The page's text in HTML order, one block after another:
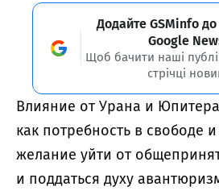
Додайте GSMinfo
Google
Щоб бачити наші
стрічці
Влияние от Урана и
как потребность в свободе
желание уйти от
и поддаться духу